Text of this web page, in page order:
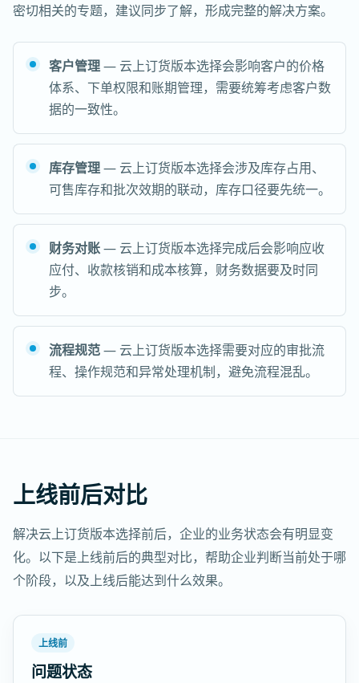
密切相关的专题，建议同步了解，形成完整的解决方案。
客户管理— 云上订货版本选择会影响客户的价格
体系、下单权限和账期管理，需要统筹考虑客户数
据的一致性。
库存管理— 云上订货版本选择会涉及库存占用、
可售库存和批次效期的联动，库存口径要先统一。
财务对账— 云上订货版本选择完成后会影响应收
应付、收款核销和成本核算，财务数据要及时同
步。
流程规范— 云上订货版本选择需要对应的审批流
程、操作规范和异常处理机制，避免流程混乱。
上线前后对比
解决云上订货版本选择前后，企业的业务状态会有明显变
化。以下是上线前后的典型对比，帮助企业判断当前处于哪
个阶段，以及上线后能达到什么效果。
上线前
问题状态